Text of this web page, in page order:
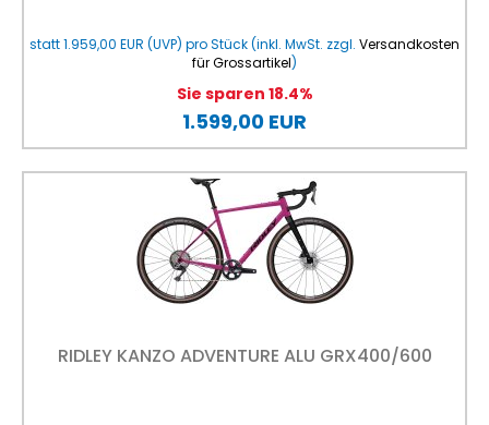
statt1.959,00 EUR (UVP) pro Stück (inkl. MwSt. zzgl. Versandkosten
für Grossartikel)
Sie sparen 18.4%
1.599,00 EUR
RIDLEY KANZO ADVENTURE ALU GRX400/600